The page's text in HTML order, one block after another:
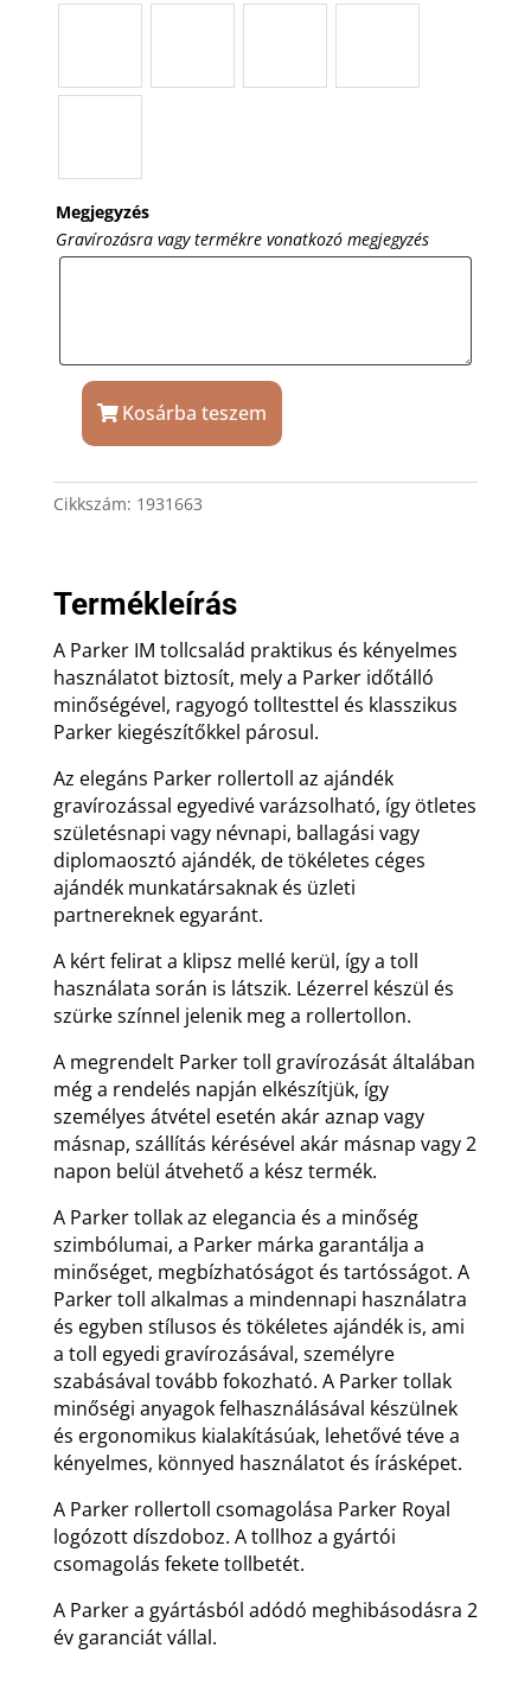
Megjegyzés
Gravírozásra vagy termékre vonatkozó megjegyzés
Parker
rollertoll
acél,
gravírozással
mennyiség
Kosárba teszem
Cikkszám: 1931663
Termékleírás
A Parker IM tollcsalád praktikus és kényelmes
használatot biztosít, mely a Parker időtálló
minőségével, ragyogó tolltesttel és klasszikus
Parker kiegészítőkkel párosul.
Az elegáns Parker rollertoll az ajándék
gravírozással egyedivé varázsolható, így ötletes
születésnapi vagy névnapi, ballagási vagy
diplomaosztó ajándék, de tökéletes céges
ajándék munkatársaknak és üzleti
partnereknek egyaránt.
A kért felirat a klipsz mellé kerül, így a toll
használata során is látszik. Lézerrel készül és
szürke színnel jelenik meg a rollertollon.
A megrendelt Parker toll gravírozását általában
még a rendelés napján elkészítjük, így
személyes átvétel esetén akár aznap vagy
másnap, szállítás kérésével akár másnap vagy 2
napon belül átvehető a kész termék.
A Parker tollak az elegancia és a minőség
szimbólumai, a Parker márka garantálja a
minőséget, megbízhatóságot és tartósságot. A
Parker toll alkalmas a mindennapi használatra
és egyben stílusos és tökéletes ajándék is, ami
a toll egyedi gravírozásával, személyre
szabásával tovább fokozható. A Parker tollak
minőségi anyagok felhasználásával készülnek
és ergonomikus kialakításúak, lehetővé téve a
kényelmes, könnyed használatot és írásképet.
A Parker rollertoll csomagolása Parker Royal
logózott díszdoboz. A tollhoz a gyártói
csomagolás fekete tollbetét.
A Parker a gyártásból adódó meghibásodásra 2
év garanciát vállal.